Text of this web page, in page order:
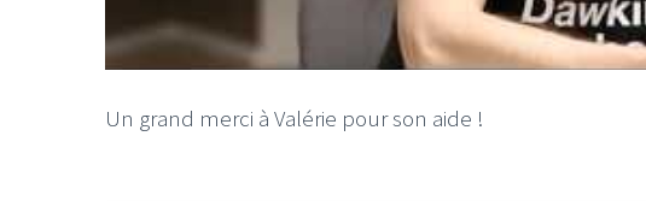
Un grand merci à Valérie pour son aide !